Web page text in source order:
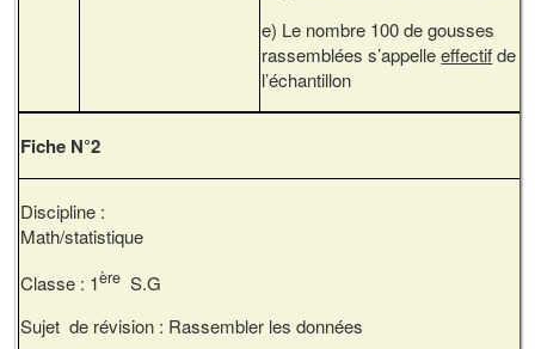
e) Le nombre 100 de gousses
rassemblées s’appelleeffectifde
l’échantillon
Fiche N°2
Discipline :
Math/statistique
Classe : 1ère S.G
Sujet de révision : Rassembler les données